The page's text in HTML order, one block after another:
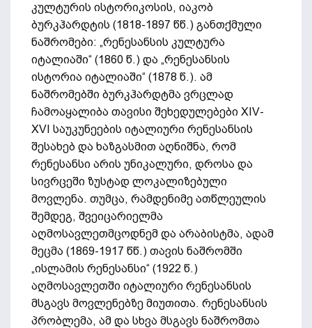
კულტურის ისტორიკოსის, იაკობ
ბურკჰარდტის (1818-1897 წწ.) განთქმული
ნაშრომები: „რენესანსის კულტურა
იტალიაში“ (1860 წ.) და „რენესანსის
ისტორია იტალიაში“ (1878 წ.). ამ
ნაშრომებში ბურკჰარდტმა ვრცლად
ჩამოაყალიბა თავისი შეხედულებები XIV-
XVI საუკუნეების იტალიური რენესანსის
შესახებ და ხაზგასმით აღნიშნა, რომ
რენესანსი არის უნიკალური, დროსა და
სივრცეში ზუსტად ლოკალიზებული
მოვლენა. თუმცა, რამდენიმე ათწლეულის
შემდეგ, შვეიცარიელმა
აღმოსავლეთმცოდნემ და არაბისტმა, ადამ
მეცმა (1869-1917 წწ.) თავის ნაშრომში
„ისლამის რენესანსი“ (1922 წ.)
აღმოსავლეთში იტალიური რენესანსის
მსგავს მოვლენებზე მიუთითა. რენესანსის
პრობლემა, ამ და სხვა მსგავს ნაშრომთა